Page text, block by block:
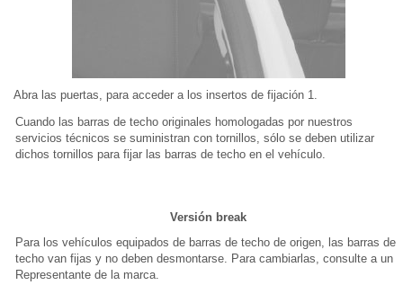
Abra las puertas, para acceder a los insertos de fijación 1.
Cuando las barras de techo originales homologadas por nuestros
servicios técnicos se suministran con tornillos, sólo se deben utilizar
dichos tornillos para fijar las barras de techo en el vehículo.
Versión break
Para los vehículos equipados de barras de techo de origen, las barras de
techo van fijas y no deben desmontarse. Para cambiarlas, consulte a un
Representante de la marca.